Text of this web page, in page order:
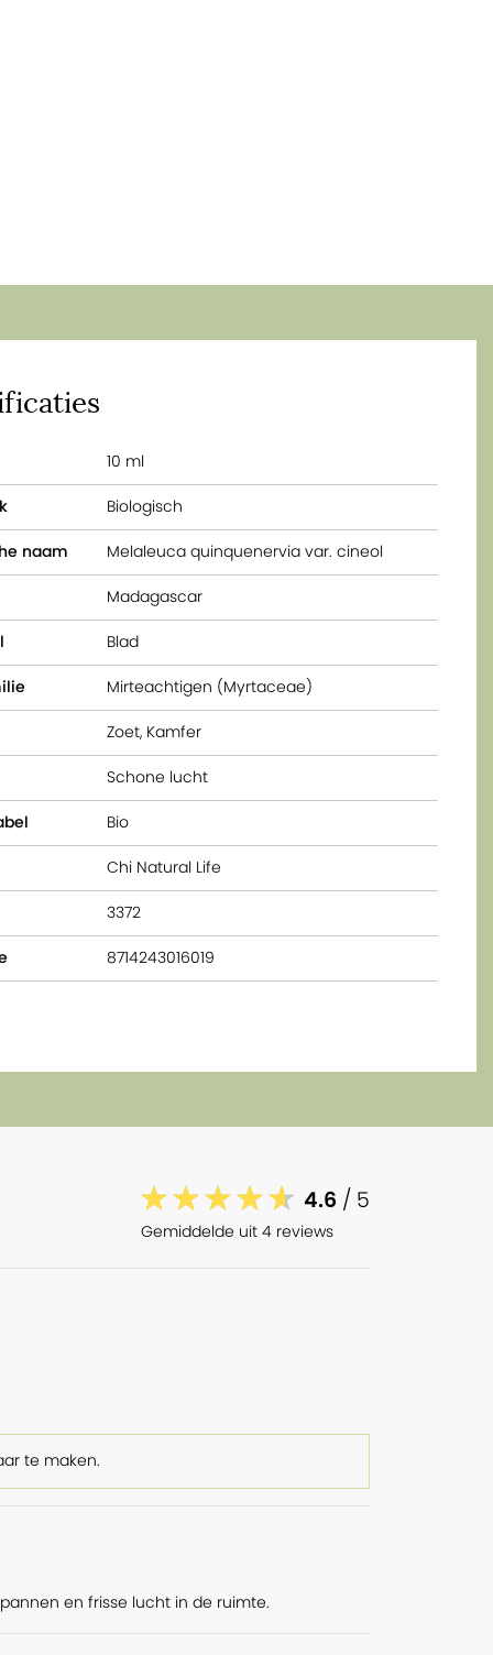
10 ml
Biologisch
naam Melaleuca quinquenervia var. cineol
Madagascar
Blad
Mirteachtigen (Myrtaceae)
Zoet, Kamfer
Schone lucht
Bio
Chi Natural Life
3372
8714243016019
4.6 / 5
Gemiddelde uit 4 reviews
te maken.
en frisse lucht in de ruimte.